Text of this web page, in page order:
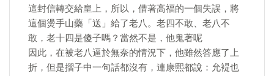
這封信轉交給皇上，所以，借著高福的一個失誤，將
這個燙手山藥「送」給了老八。老四不敢、老八不
敢，老十四是傻子嗎？當然不是，他鬼著呢
因此，在被老八逼於無奈的情況下，他雖然答應了上
折，但是摺子中一句話都沒有，連康熙都說：允褆也